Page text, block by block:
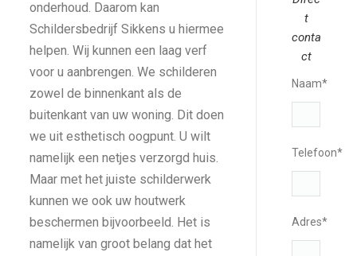
onderhoud. Daarom kan
Schildersbedrijf Sikkens u hiermee
helpen. Wij kunnen een laag verf
voor u aanbrengen. We schilderen
zowel de binnenkant als de
buitenkant van uw woning. Dit doen
we uit esthetisch oogpunt. U wilt
namelijk een netjes verzorgd huis.
Maar met het juiste schilderwerk
kunnen we ook uw houtwerk
beschermen bijvoorbeeld. Het is
namelijk van groot belang dat het
t
conta
ct
Naam*
Telefoon*
Adres*